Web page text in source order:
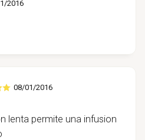
2016
08/01/2016
lenta permite una infusion